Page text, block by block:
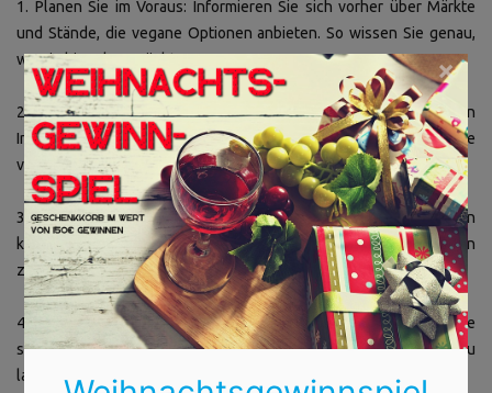
1. Planen Sie im Voraus: Informieren Sie sich vorher über Märkte
und Stände, die vegane Optionen anbieten. So wissen Sie genau,
wo Sie hingehen möchten.
2. Fragen ist erlaubt: Scheuen Sie sich nicht, nach den
Inhaltsstoffen zu fragen. Viele Verkäufer freuen sich, Ihnen die
veganen Optionen zu zeigen.
3. Zuhause stärken: Gehen Sie nicht hungrig auf den Markt! Ein
kleiner Snack im Vorfeld hilft, die Verlockungen besser genießen
zu können.
4. Gönnen Sie sich etwas Süßes: Vergessen Sie nicht, sich auch die
süßen Leckereien und Glühweinalternativen nicht entgehen zu
lassen!
×